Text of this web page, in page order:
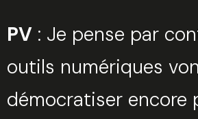
PV : Je pense par
outils numériques
démocratiser encore